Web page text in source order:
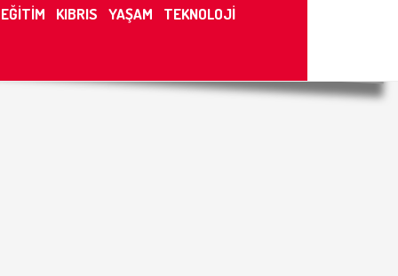
EĞİTİM KIBRIS YAŞAM TEKNOLOJİ